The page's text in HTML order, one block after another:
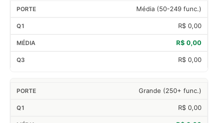
Média (50-249 func.)
R$ 0,00
R$ 0,00
R$ 0,00
Grande (250+ func.)
R$ 0,00